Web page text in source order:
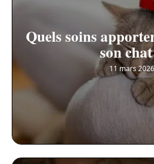
Quels soins
son
11 mars 2026